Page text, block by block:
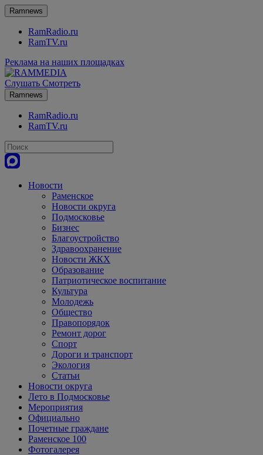
Ramnews
RamRadio.ru
RamTV.ru
Реклама на наших площадках
Слушать Смотреть
Ramnews
RamRadio.ru
RamTV.ru
Новости
Раменское
Новости округа
Подмосковье
Бизнес
Благоустройство
Здравоохранение
Новости ЖКХ
Образование
Патриотическое воспитание
Культура
Молодежь
Общество
Правопорядок
Ремонт дорог
Спорт
Дороги и транспорт
Экология
Статьи
Новости округа
Лето в Подмосковье
Мероприятия
Официально
Почетные граждане
Раменское 100
Фотогалерея